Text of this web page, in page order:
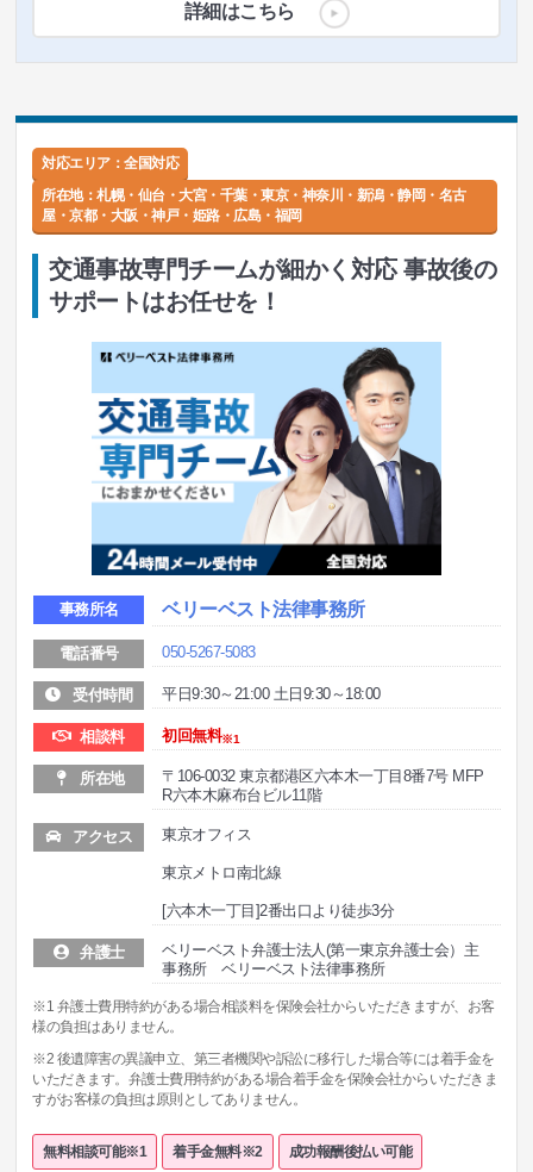
詳細はこちら
対応エリア：全国対応
所在地： 札幌・仙台・大宮・千葉・東京・神奈川・新潟・静岡・名古
屋・京都・大阪・神戸・姫路・広島・福岡
交通事故専門チームが細かく対応 事故後の
サポートはお任せを！
事務所名 ベリーベスト法律事務所
電話番号 050-5267-5083
受付時間 平日9:30～21:00 土日9:30～18:00
相談料 初回無料※1
所在地
〒106-0032 東京都港区六本木一丁目8番7号 MFP
R六本木麻布台ビル11階
アクセス 東京オフィス
東京メトロ南北線
[六本木一丁目]2番出口より徒歩3分
弁護士
ベリーベスト弁護士法人(第一東京弁護士会）主
事務所 ベリーベスト法律事務所
※1 弁護士費用特約がある場合相談料を保険会社からいただきますが、お客
様の負担はありません。
※2 後遺障害の異議申立、第三者機関や訴訟に移行した場合等には着手金を
いただきます。弁護士費用特約がある場合着手金を保険会社からいただきま
すがお客様の負担は原則としてありません。
無料相談可能※1 着手金無料※2 成功報酬後払い可能